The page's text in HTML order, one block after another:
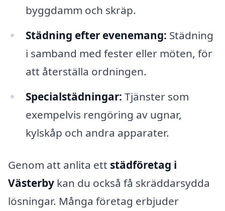
byggdamm och skräp.
Städning efter evenemang: Städning
i samband med fester eller möten, för
att återställa ordningen.
Specialstädningar: Tjänster som
exempelvis rengöring av ugnar,
kylskåp och andra apparater.
Genom att anlita ett städföretag i
Västerby kan du också få skräddarsydda
lösningar. Många företag erbjuder